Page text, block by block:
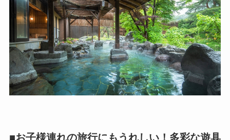
■お子様連れの旅行にもうれしい！多彩な遊具